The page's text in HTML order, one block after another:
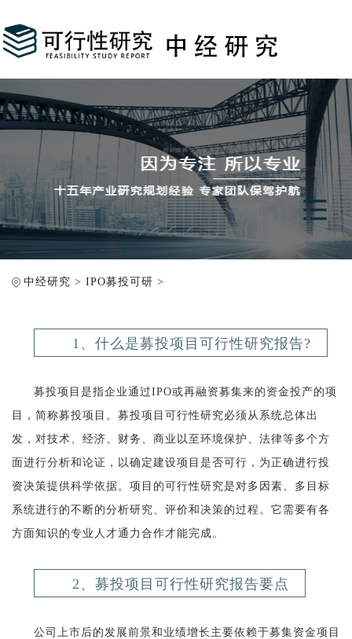
中经研究 > IPO募投可研 >
1、什么是募投项目可行性研究报告?
募投项目是指企业通过IPO或再融资募集来的资金投产的项
目，简称募投项目。募投项目可行性研究必须从系统总体出
发，对技术、经济、财务、商业以至环境保护、法律等多个方
面进行分析和论证，以确定建设项目是否可行，为正确进行投
资决策提供科学依据。项目的可行性研究是对多因素、多目标
系统进行的不断的分析研究、评价和决策的过程。它需要有各
方面知识的专业人才通力合作才能完成。
2、募投项目可行性研究报告要点
公司上市后的发展前景和业绩增长主要依赖于募集资金项目